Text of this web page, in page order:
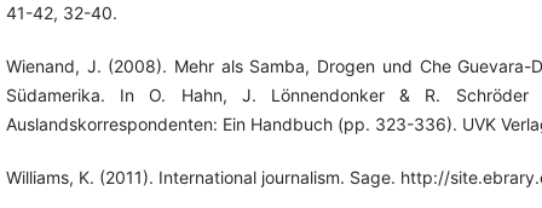
41-42, 32-40.
Wienand, J. (2008). Mehr als Samba, Drogen und Che Guevara-
Südamerika. In O. Hahn, J. Lönnendonker & R. Schröder
Auslandskorrespondenten: Ein Handbuch (pp. 323-336). UVK
Williams, K. (2011). International journalism. Sage. http://